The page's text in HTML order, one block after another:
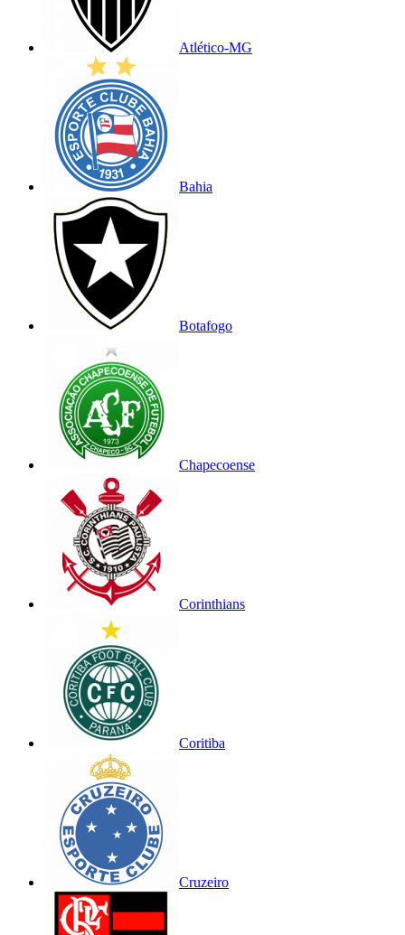
Atlético-MG
Bahia
Botafogo
Chapecoense
Corinthians
Coritiba
Cruzeiro